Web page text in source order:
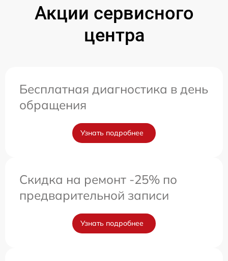
Акции сервисного
центра
Бесплатная диагностика в день
обращения
Узнать подробнее
Скидка на ремонт -25% по
предварительной записи
Узнать подробнее